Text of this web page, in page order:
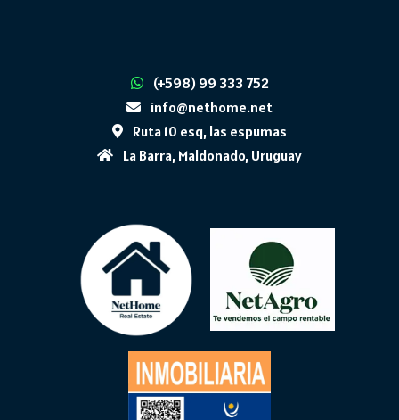
(+598) 99 333 752
info@nethome.net
Ruta 10 esq, las espumas
La Barra, Maldonado, Uruguay